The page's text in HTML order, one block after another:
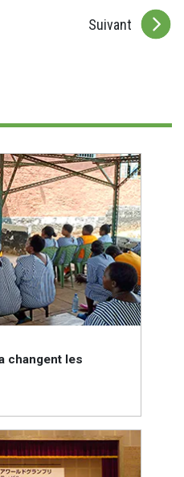
Suivant
changent les